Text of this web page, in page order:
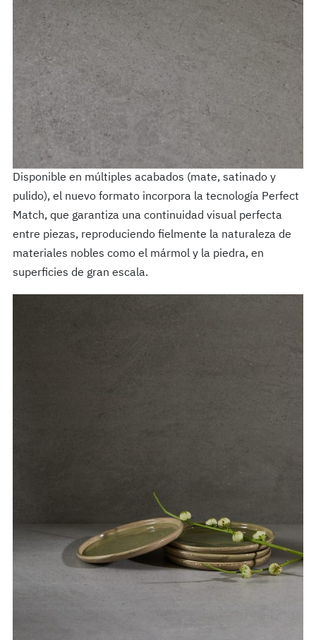
Disponible en múltiples acabados (mate, satinado y
pulido), el nuevo formato incorpora la tecnología Perfect
Match, que garantiza una continuidad visual perfecta
entre piezas, reproduciendo fielmente la naturaleza de
materiales nobles como el mármol y la piedra, en
superficies de gran escala.